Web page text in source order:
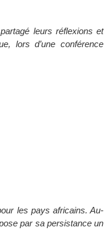
leurs réflexions et
lors d’une conférence
les pays africains. Au-
par sa persistance un